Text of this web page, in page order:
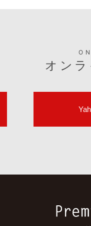
オン